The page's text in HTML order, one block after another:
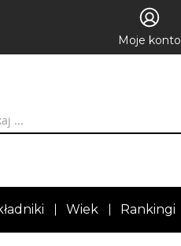
Moje konto
Wiek Rankingi